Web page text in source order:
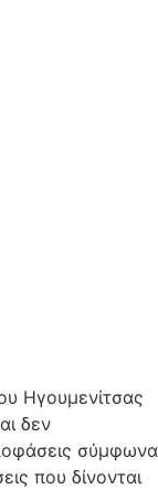
Ηγουμενίτσας
δεν
σύμφωνα
που δίνονται